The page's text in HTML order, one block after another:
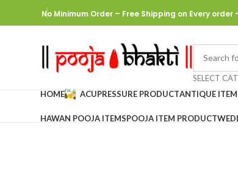
No Minimum Order – Free Shipping on Every order
SELECT
HOME ACUPRESSURE PRODUCTANTIQUE
HAWAN POOJA ITEMSPOOJA ITEM PRODUCT